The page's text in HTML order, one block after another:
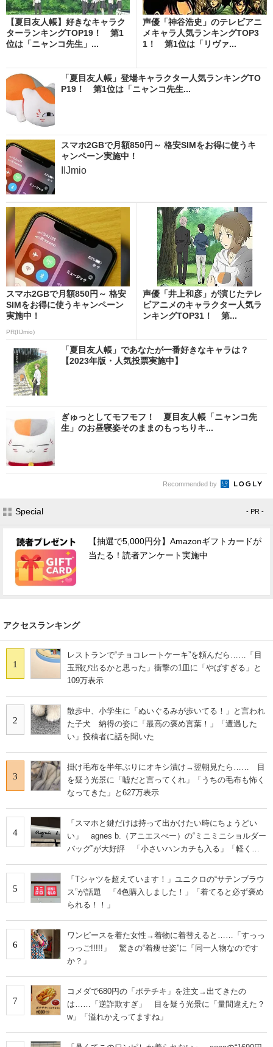
【夏目友人帳】好きなキャラク
ターランキングTOP19！ 第1
位は「ニャンコ先生」...
声優「神谷浩史」のテレビアニ
メキャラ人気ランキングTOP3
1！ 第1位は「リヴァ...
「夏目友人帳」登場キャラクター人気ランキングTO
P19！ 第1位は「ニャンコ先生...
スマホ2GBで月額850円～ 格安SIMをお得に使うキ
ャンペーン実施中！
IIJmio
スマホ2GBで月額850円～ 格安
SIMをお得に使うキャンペーン
実施中！
PR(IIJmio)
声優「井上和彦」が演じたテレ
ビアニメのキャラクター人気ラ
ンキングTOP31！ 第...
「夏目友人帳」であなたが一番好きなキャラは？
【2023年版・人気投票実施中】
ぎゅっとしてモフモフ！ 夏目友人帳「ニャンコ先
生」のお昼寝姿そのままのもっちりキ...
Recommended by
Special - PR -
【抽選で5,000円分】Amazonギフトカードが
当たる！読者アンケート実施中
アクセスランキング
1
レストランで“チョコレートケーキ”を頼んだら……「目
玉飛び出るかと思った」衝撃の1皿に「やばすぎる」と
109万表示
2
散歩中、小学生に「ぬいぐるみが歩いてる！」と言われ
た子犬 納得の姿に「最高の褒め言葉！」「遭遇した
い」投稿者に話を聞いた
3
掛け毛布を半年ぶりにオキシ漬け→翌朝見たら…… 目
を疑う光景に「嘘だと言ってくれ」「うちの毛布も怖く
なってきた」と627万表示
4
「スマホと鍵だけは持って出かけたい時にちょうどい
い」 agnes b.（アニエスべー）の“ミニミニショルダー
バッグ”が大好評 「小さいハンカチも入る」「軽くて
5
「Tシャツを超えています！」ユニクロの“サテンブラウ
ス”が話題 「4色購入しました！」「着てると必ず褒め
られる！！」
6
ワンピースを着た女性→着物に着替えると……「すっっ
っっご!!!!!」 驚きの“着痩せ姿”に「同一人物なのです
か？」
7
コメダで680円の「ポテチキ」を注文→出てきたの
は……「逆詐欺すぎ」 目を疑う光景に「量間違えた？
w」「溢れかえってますね」